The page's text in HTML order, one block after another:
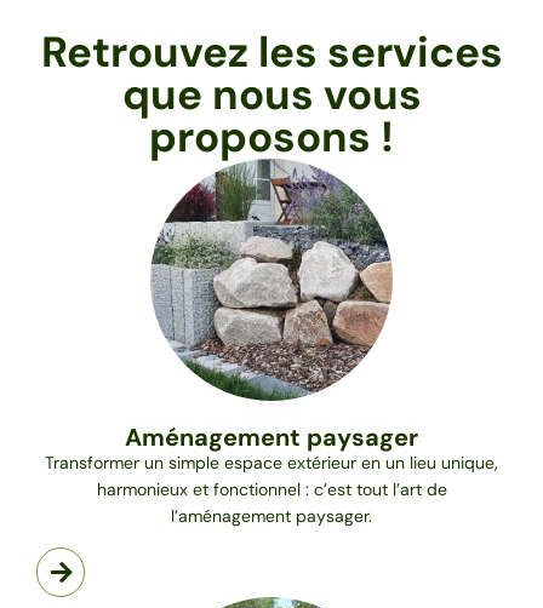
Retrouvez les services
que nous vous
proposons !
Aménagement paysager
Transformer un simple espace extérieur en un lieu unique,
harmonieux et fonctionnel : c’est tout l’art de
l’aménagement paysager.